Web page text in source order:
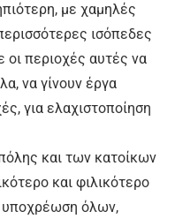
με χαμηλές
ισόπεδες
οι περιοχές αυτές να
να γίνουν έργα
για ελαχιστοποίηση
και των κατοίκων
και φιλικότερο
υποχρέωση όλων,